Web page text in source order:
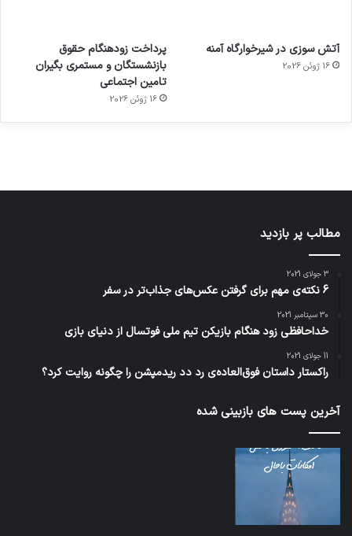
آتش سوزی در شیرخوارگاه آمنه
16 ژوئن 2026
پرداخت زودهنگام حقوق
بازنشستگان و مستمری بگیران
تامین اجتماعی
16 ژوئن 2026
برای
کشف
توسط
مجازی
…
ساعت
هوشمند
با طعم
توسط
ژاکت
در
های
2023
توسط
مطالب پر بازدید
3 جولای 2021
6 نکته‌ی مهم برای گرفتن عکس‌های جذاب‌تر در سفر
30 سپتامبر 2021
خداحافظی زود هنگام بازیکن تیم ملی فوتسال از دنیای بازی
11 جولای 2021
راکستار داستان فوق‌العاده‌ی رد دد ریدمپشن را چگونه روایت کرد؟
آخرین پست های بازبینی شده